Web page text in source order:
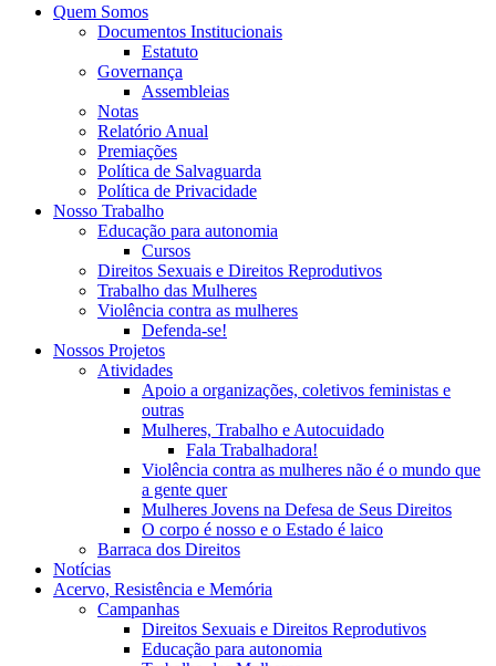
Quem Somos
Documentos Institucionais
Estatuto
Governança
Assembleias
Notas
Relatório Anual
Premiações
Política de Salvaguarda
Política de Privacidade
Nosso Trabalho
Educação para autonomia
Cursos
Direitos Sexuais e Direitos Reprodutivos
Trabalho das Mulheres
Violência contra as mulheres
Defenda-se!
Nossos Projetos
Atividades
Apoio a organizações, coletivos feministas e
outras
Mulheres, Trabalho e Autocuidado
Fala Trabalhadora!
Violência contra as mulheres não é o mundo que
a gente quer
Mulheres Jovens na Defesa de Seus Direitos
O corpo é nosso e o Estado é laico
Barraca dos Direitos
Notícias
Acervo, Resistência e Memória
Campanhas
Direitos Sexuais e Direitos Reprodutivos
Educação para autonomia